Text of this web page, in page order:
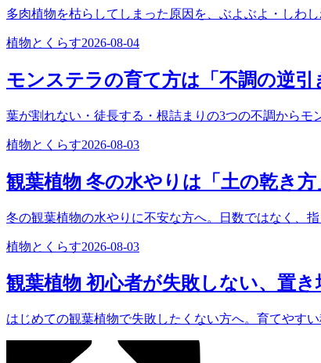
多肉植物を枯らしてしまった原因を、ぶよぶよ・しわ
植物とくらす2026-08-04
モンステラの育て方は「不調の逆引
葉が割れない・徒長する・根詰まりの3つの不調からモ
植物とくらす2026-08-03
観葉植物 冬の水やりは「土の乾き
冬の観葉植物の水やりに不安な方へ。日数ではなく、
植物とくらす2026-08-03
観葉植物 初心者が失敗しない、置
はじめての観葉植物で失敗したくない方へ。育てやす